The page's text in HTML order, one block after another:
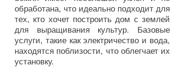
обработана, что идеально подходит для
тех, кто хочет построить дом с землей
для выращивания культур. Базовые
услуги, такие как электричество и вода,
находятся поблизости, что облегчает их
установку.